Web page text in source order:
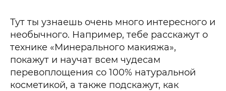
Тут ты узнаешь очень много интересного и
необычного. Например, тебе расскажут о
технике «Минерального макияжа»,
покажут и научат всем чудесам
перевоплощения со 100% натуральной
косметикой, а также подскажут, как